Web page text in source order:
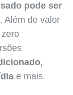
pode ser
Além do valor
zero
e mais.